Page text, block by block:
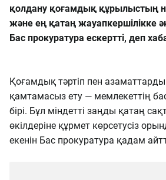
қолдану қоғамдық құрылыстың
және ең қатаң жауапкершілікке
Бас прокуратура ескертті, деп
Қоғамдық тәртіп пен азаматтардың
қамтамасыз ету — мемлекеттің
бірі. Бұл міндетті заңды қатаң
өкілдеріне құрмет көрсетусіз
екенін Бас прокуратура қадам